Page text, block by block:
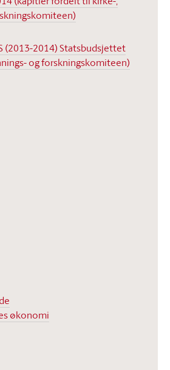
(2013-2014) Statsbudsjettet
og forskningskomiteen)
økonomi